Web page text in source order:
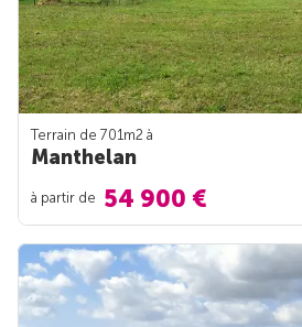
Terrain de 701m2 à
Manthelan
à partir de 54 900 €